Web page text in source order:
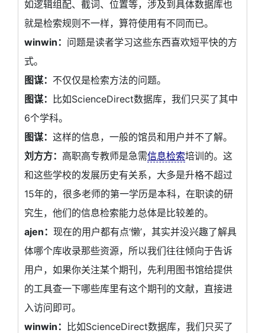
如逻辑组配、截词、位置等，涉及到具体数据库也
就是检索规则不一样，算符使用有不同而已。
winwin： 问题是读者学习这些东西喜欢短平快的方
式。
图谋： 不仅仅是检索方法的问题。
图谋： 比如ScienceDirect数据库，我们只买了其中
6个学科。
图谋： 这样的信息，一般的馆员和用户并不了解。
刘方方： 高职高专教师是急需信息检索培训的。这
和这些学校的发展历史有关系，大多是升格不超过
15年的，很多老师的第一学历是本科，在职读的研
究生，他们的信息检索能力总体是比较差的。
ajen： 现在的用户都有点‘懒’，其实并没兴趣了解具
体哪个库收录那些资源，所以我们往往倾向于告诉
用户，如果你关注某个期刊，先利用图书馆给提供
的工具查一下哪些库里有这个期刊的文献，直接进
入访问即可。
winwin： 比如ScienceDirect数据库，我们只买了